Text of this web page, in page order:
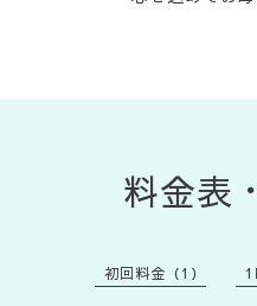
料金表
初回料金（1）